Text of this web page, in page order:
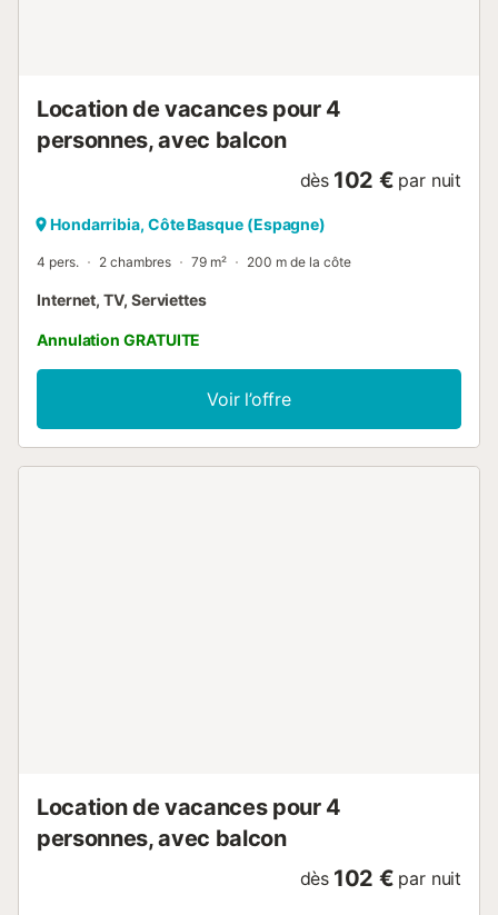
Location de vacances pour 4
personnes, avec balcon
dès 102 € par nuit
Hondarribia, Côte Basque (Espagne)
4 pers. 2 chambres 79 m² 200 m de la côte
Internet, TV, Serviettes
Annulation GRATUITE
Voir l’offre
Location de vacances pour 4
personnes, avec balcon
dès 102 € par nuit